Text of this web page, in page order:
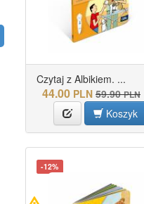
Czytaj z Albikiem. ...
44.00 PLN 59.90 PLN
Koszyk
-12%